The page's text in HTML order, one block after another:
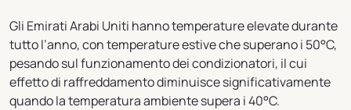
Gli Emirati Arabi Uniti hanno temperature elevate durante
tutto l’anno, con temperature estive che superano i 50°C,
pesando sul funzionamento dei condizionatori, il cui
effetto di raffreddamento diminuisce significativamente
quando la temperatura ambiente supera i 40°C.